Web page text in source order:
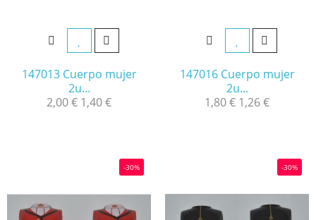
147013 Cuerpo mujer
2u...
2,00 € 1,40 €
147016 Cuerpo mujer
2u...
1,80 € 1,26 €
-30% -30%